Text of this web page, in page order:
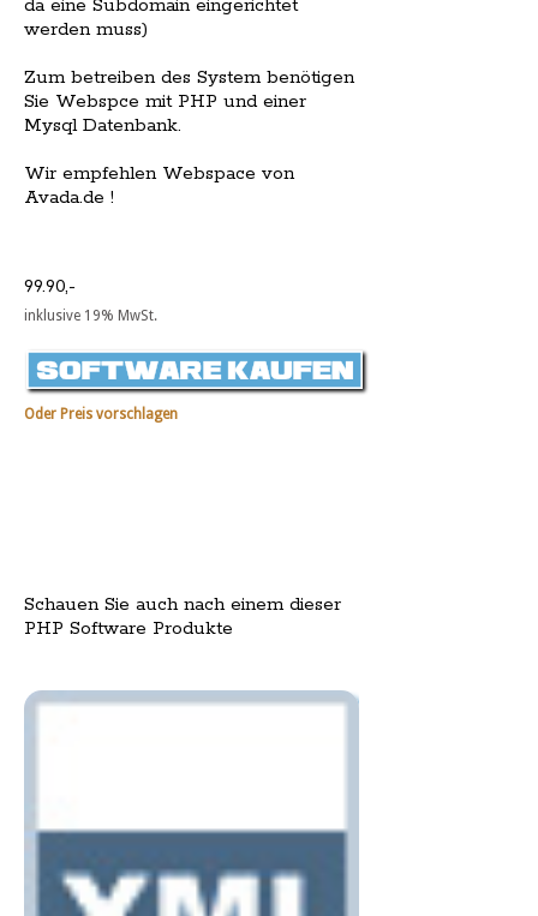
da eine Subdomain eingerichtet
werden muss)
Zum betreiben des System benötigen
Sie Webspce mit PHP und einer
Mysql Datenbank.
Wir empfehlen Webspace von
Avada.de !
99.90,-
inklusive 19% MwSt.
Oder Preis vorschlagen
Schauen Sie auch nach einem dieser
PHP Software Produkte